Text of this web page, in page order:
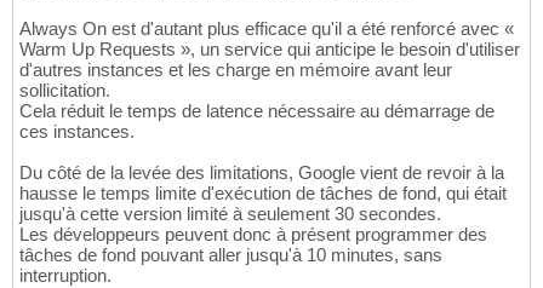
Always On est d'autant plus efficace qu'il a été renforcé avec «
Warm Up Requests », un service qui anticipe le besoin d'utiliser
d'autres instances et les charge en mémoire avant leur
sollicitation.
Cela réduit le temps de latence nécessaire au démarrage de
ces instances.
Du côté de la levée des limitations, Google vient de revoir à la
hausse le temps limite d'exécution de tâches de fond, qui était
jusqu'à cette version limité à seulement 30 secondes.
Les développeurs peuvent donc à présent programmer des
tâches de fond pouvant aller jusqu'à 10 minutes, sans
interruption.